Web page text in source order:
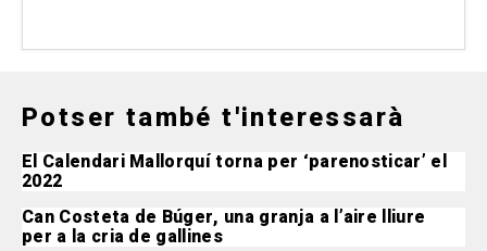
Potser també t'interessarà
El Calendari Mallorquí torna per ‘parenosticar’ el
2022
Can Costeta de Búger, una granja a l’aire lliure
per a la cria de gallines